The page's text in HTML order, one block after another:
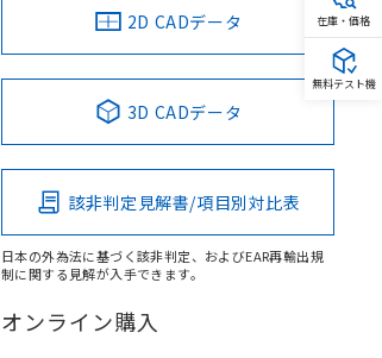
2D CADデータ
3D CADデータ
該非判定見解書/項目別対比表
日本の外為法に基づく該非判定、およびEAR再輸出規
制に関する見解が入手できます。
オンライン購入
在庫・価格
無料テスト機